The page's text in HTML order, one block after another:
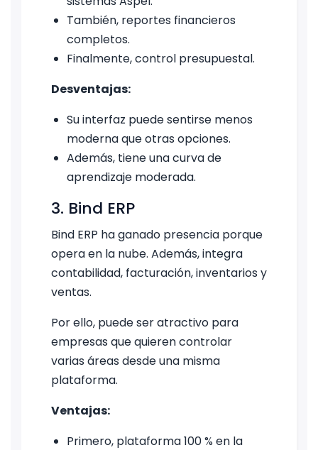
También, reportes financieros
completos.
Finalmente, control presupuestal.
Desventajas:
Su interfaz puede sentirse menos
moderna que otras opciones.
Además, tiene una curva de
aprendizaje moderada.
3. Bind ERP
Bind ERP ha ganado presencia porque
opera en la nube. Además, integra
contabilidad, facturación, inventarios y
ventas.
Por ello, puede ser atractivo para
empresas que quieren controlar
varias áreas desde una misma
plataforma.
Ventajas:
Primero, plataforma 100 % en la